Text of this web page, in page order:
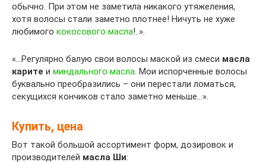
обычно. При этом не заметила никакого утяжеления,
хотя волосы стали заметно плотнее! Ничуть не хуже
любимого кокосового масла!..».
«…Регулярно балую свои волосы маской из смеси масла
карите и миндального масла. Мои испорченные волосы
буквально преобразились – они перестали ломаться,
секущихся кончиков стало заметно меньше…».
Купить, цена
Вот такой большой ассортимент форм, дозировок и
производителей масла Ши: